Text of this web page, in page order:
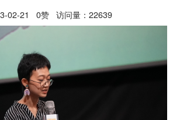
02-21 0赞 访问量：22639